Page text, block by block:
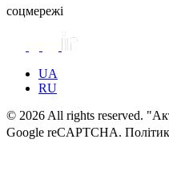
соцмережі
UA
RU
© 2026 All rights reserved.
Google reCAPTCHA.